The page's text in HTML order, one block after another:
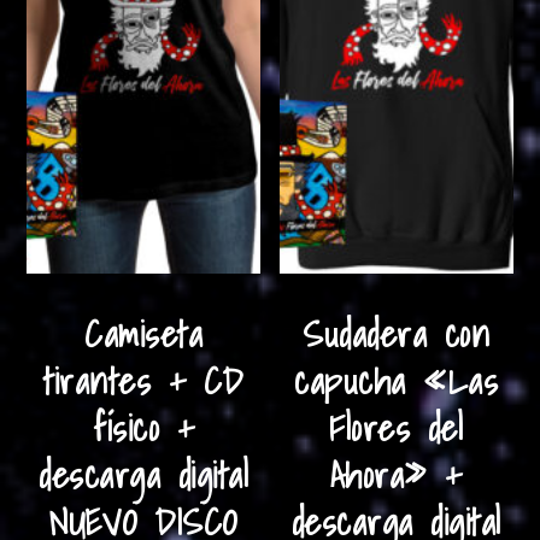
de
Camiseta
tirantes + CD
físico +
descarga digital
NUEVO DISCO
Sudadera con
capucha «Las
Flores del
Ahora» +
descarga digital